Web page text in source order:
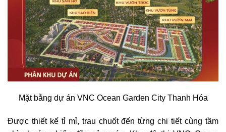
Mặt bằng dự án VNC Ocean Garden City Thanh Hóa
Được thiết kế tỉ mỉ, trau chuốt đến từng chi tiết cùng tầm